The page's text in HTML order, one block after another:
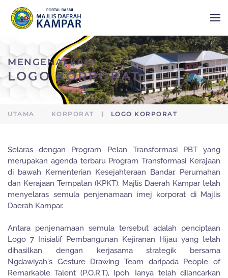
Skip to main content
MENGENAI KAMI
LOGO KORPORAT
UTAMA KORPORAT LOGO KORPORAT
Selaras dengan Program Pelan Transformasi PBT yang
merupakan agenda terbaru Program Transformasi Kerajaan
di bawah Kementerian Kesejahteraan Bandar, Perumahan
dan Kerajaan Tempatan (KPKT), Majlis Daerah Kampar telah
menyelaras semula penjenamaan imej korporat di Majlis
Daerah Kampar.
Antara penjenamaan semula tersebut adalah penciptaan
Logo 7 Inisiatif Pembangunan Kejiranan Hijau yang telah
dihasilkan dengan kerjasama strategik bersama
Ngdawiyah's Gesture Drawing Team daripada People of
Remarkable Talent (P.O.R.T), Ipoh. Ianya telah dilancarkan